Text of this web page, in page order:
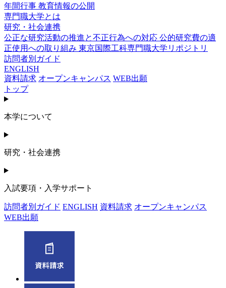
年間行事 教育情報の公開
専門職大学とは
研究・社会連携
公正な研究活動の推進と不正行為への対応 公的研究費の適
正使用への取り組み 東京国際工科専門職大学リポジトリ
訪問者別ガイド
ENGLISH
資料請求 オープンキャンパス WEB出願
トップ
本学について
研究・社会連携
入試要項・入学サポート
訪問者別ガイド ENGLISH 資料請求 オープンキャンパス
WEB出願